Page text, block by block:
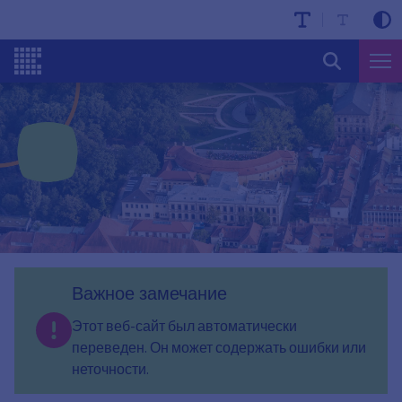
Важное замечание
Этот веб-сайт был автоматически
переведен. Он может содержать ошибки или
неточности.